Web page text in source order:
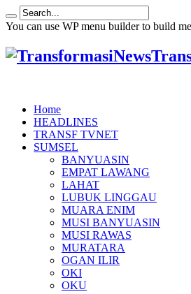
You can use WP menu builder to build
Home
HEADLINES
TRANSF TVNET
SUMSEL
BANYUASIN
EMPAT LAWANG
LAHAT
LUBUK LINGGAU
MUARA ENIM
MUSI BANYUASIN
MUSI RAWAS
MURATARA
OGAN ILIR
OKI
OKU